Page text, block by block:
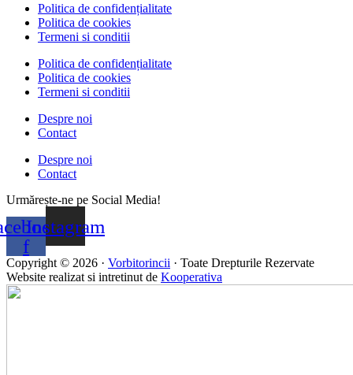
Politica de confidențialitate
Politica de cookies
Termeni si conditii
Politica de confidențialitate
Politica de cookies
Termeni si conditii
Despre noi
Contact
Despre noi
Contact
Urmărește-ne pe Social Media!
f
Instagram
Copyright © 2026 · Vorbitorincii · Toate Drepturile Rezervate
Website realizat si intretinut de Kooperativa